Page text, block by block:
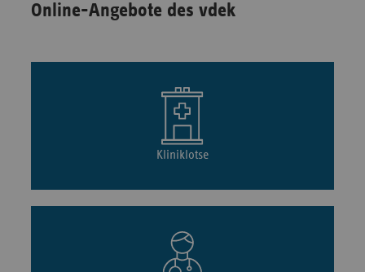
Online-Angebote des vdek
Kliniklotse